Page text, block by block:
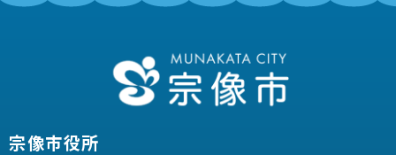
宗像市役所